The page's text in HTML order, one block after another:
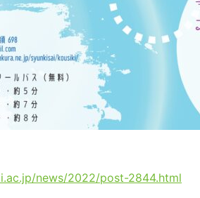
news/2022/post-2844.html